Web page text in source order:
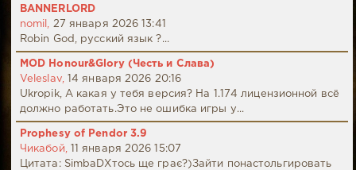
BANNERLORD
nomil,
27 января 2026 13:41
Robin God, русский язык ?...
MOD Honour&Glory (Честь и Слава)
Veleslav,
14 января 2026 20:16
Ukropik, А какая у тебя версия? На 1.174 лицензионной всё
должно работать.Это не ошибка игры у...
Prophesy of Pendor 3.9
Чикабой,
11 января 2026 15:07
Цитата: SimbaDХтось ще грає?)Зайти понастольгировать